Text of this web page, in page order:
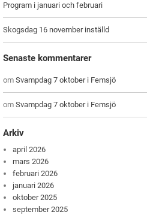
Program i januari och februari
Skogsdag 16 november inställd
Senaste kommentarer
omSvampdag 7 oktober i Femsjö
omSvampdag 7 oktober i Femsjö
Arkiv
april 2026
mars 2026
februari 2026
januari 2026
oktober 2025
september 2025